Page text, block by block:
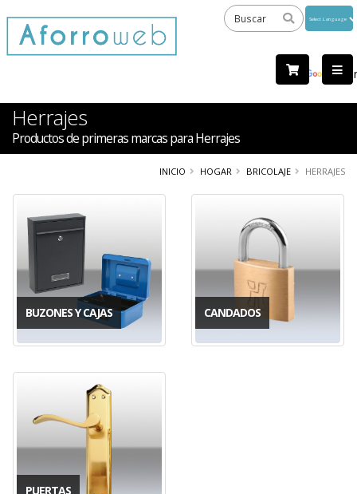
by
Herrajes
Productos de primeras marcas para Herrajes
INICIO HOGAR BRICOLAJE HERRAJES
BUZONES Y CAJAS CANDADOS
PUERTAS